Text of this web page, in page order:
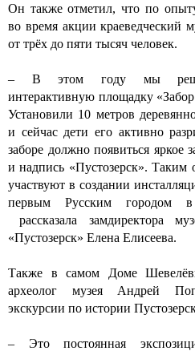
Он также отметил, что по
во время акции краеведческий
от трёх до пяти тысяч человек.
– В этом году мы
интерактивную площадку
Установили 10 метров
и сейчас дети его активно
заборе должно появиться яркое
и надпись «Пустозерск». Таким
участвуют в создании
первым Русским городом
рассказала замдиректора
«Пустозерск» Елена Елисеева.
Также в самом Доме
археолог музея Андрей
экскурсии по истории
– Это постоянная